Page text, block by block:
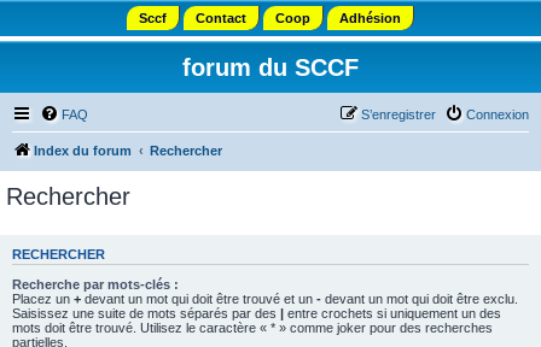
Sccf Contact Coop Adhésion
forum du SCCF
FAQ Connexion
S’enregistrer
Index du forum Rechercher
Rechercher
RECHERCHER
Recherche par mots-clés :
Placez un + devant un mot qui doit être trouvé et un - devant un mot qui doit être exclu.
Saisissez une suite de mots séparés par des | entre crochets si uniquement un des
mots doit être trouvé. Utilisez le caractère « * » comme joker pour des recherches
partielles.